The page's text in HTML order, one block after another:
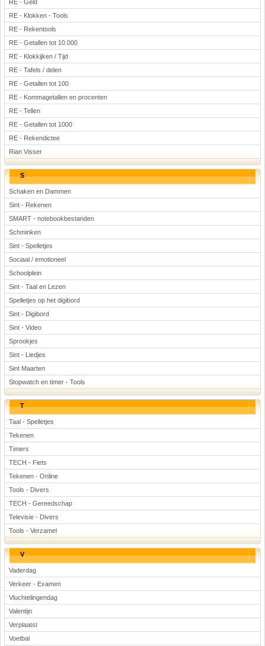
RE - Geld
RE - Klokken - Tools
RE - Rekentools
RE - Getallen tot 10.000
RE - Klokkijken / Tijd
RE - Tafels / delen
RE - Getallen tot 100
RE - Kommagetallen en procenten
RE - Tellen
RE - Getallen tot 1000
RE - Rekendictee
Rian Visser
S
Schaken en Dammen
Sint - Rekenen
SMART - notebookbestanden
Schminken
Sint - Spelletjes
Sociaal / emotioneel
Schoolplein
Sint - Taal en Lezen
Spelletjes op het digibord
Sint - Digibord
Sint - Video
Sprookjes
Sint - Liedjes
Sint Maarten
Stopwatch en timer - Tools
T
Taal - Spelletjes
Tekenen
Timers
TECH - Fiets
Tekenen - Online
Tools - Divers
TECH - Gereedschap
Televisie - Divers
Tools - Verzamel
V
Vaderdag
Verkeer - Examen
Vluchtelingendag
Valentijn
Verplaatst
Voetbal